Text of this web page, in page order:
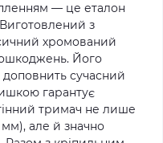
— це еталон
з
хромований
Його
сучасний
гарантує
тримач не лише
мм), але й значно